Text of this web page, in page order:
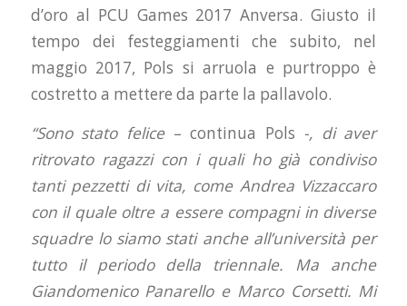
d’oro al PCU Games 2017 Anversa. Giusto il
tempo dei festeggiamenti che subito, nel
maggio 2017, Pols si arruola e purtroppo è
costretto a mettere da parte la pallavolo.
“Sono stato felice – continua Pols -, di aver
ritrovato ragazzi con i quali ho già condiviso
tanti pezzetti di vita, come Andrea Vizzaccaro
con il quale oltre a essere compagni in diverse
squadre lo siamo stati anche all’università per
tutto il periodo della triennale. Ma anche
Giandomenico Panarello e Marco Corsetti. Mi